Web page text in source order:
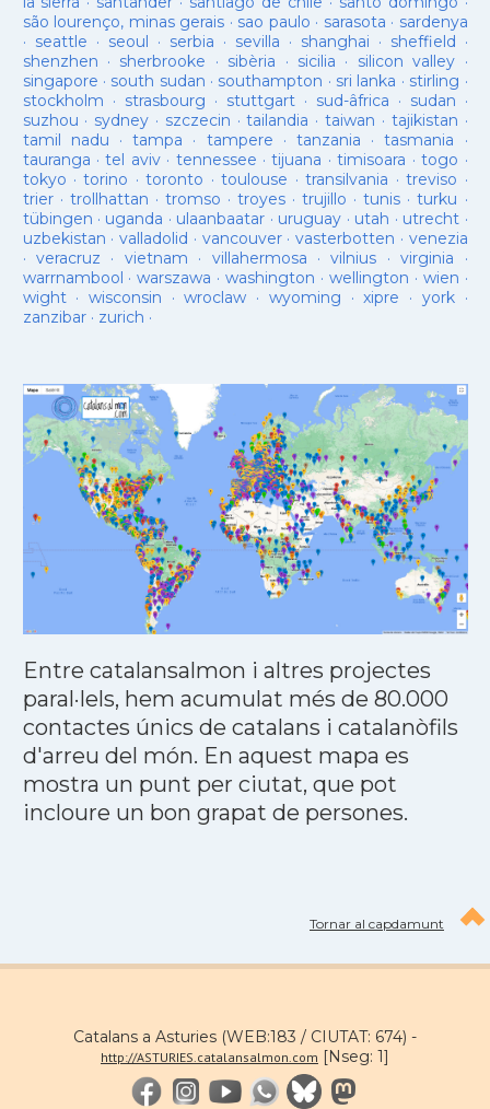
são lourenço, minas gerais · sao paulo · sarasota · sardenya
· seattle · seoul · serbia · sevilla · shanghai · sheffield ·
shenzhen · sherbrooke · sibèria · sicilia · silicon valley ·
singapore · south sudan · southampton · sri lanka · stirling ·
stockholm · strasbourg · stuttgart· sud-âfrica · sudan ·
suzhou · sydney · szczecin ·tailandia ·taiwan · tajikistan ·
tamil nadu ·tampa · tampere · tanzania ·tasmania ·
tauranga ·tel aviv· tennessee ·tijuana ·timisoara ·togo ·
tokyo ·torino ·toronto ·toulouse ·transilvania ·treviso ·
trier· trollhattan · tromso · troyes·trujillo ·tunis ·turku ·
tübingen · uganda · ulaanbaatar · uruguay · utah · utrecht ·
uzbekistan · valladolid · vancouver· vasterbotten · venezia
· veracruz · vietnam · villahermosa ·vilnius ·virginia ·
warrnambool ·warszawa ·washington · wellington · wien ·
wight· wisconsin ·wroclaw · wyoming ·xipre · york·
zanzibar· zurich ·
Entre catalansalmon i altres projectes
paral·lels, hem acumulat més de 80.000
contactes únics de catalans i catalanòfils
d'arreu del món. En aquest mapa es
mostra un punt per ciutat, que pot
incloure un bon grapat de persones.
Tornar al capdamunt
Catalans a Asturies (WEB:183 / CIUTAT: 674) -
http://ASTURIES.catalansalmon.com [Nseg: 1]